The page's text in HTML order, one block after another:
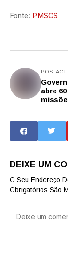
Fonte: PMSCS
abre
DEIXE UM
O Seu Endereço
Obrigatórios São